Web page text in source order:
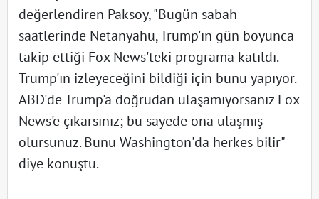
değerlendiren Paksoy, "Bugün sabah
saatlerinde Netanyahu, Trump'ın gün boyunca
takip ettiği Fox News'teki programa katıldı.
Trump'ın izleyeceğini bildiği için bunu yapıyor.
ABD'de Trump'a doğrudan ulaşamıyorsanız Fox
News'e çıkarsınız; bu sayede ona ulaşmış
olursunuz. Bunu Washington'da herkes bilir"
diye konuştu.